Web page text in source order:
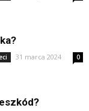
31 marca 2024 0